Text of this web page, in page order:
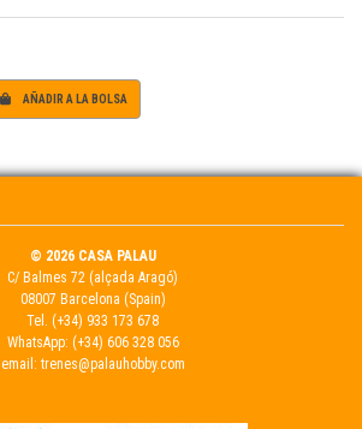
AÑADIR A LA BOLSA
© 2026 CASA PALAU
C/ Balmes 72 (alçada Aragó)
08007 Barcelona (Spain)
Tel. (+34) 933 173 678
WhatsApp: (+34) 606 328 056
email: trenes@palauhobby.com